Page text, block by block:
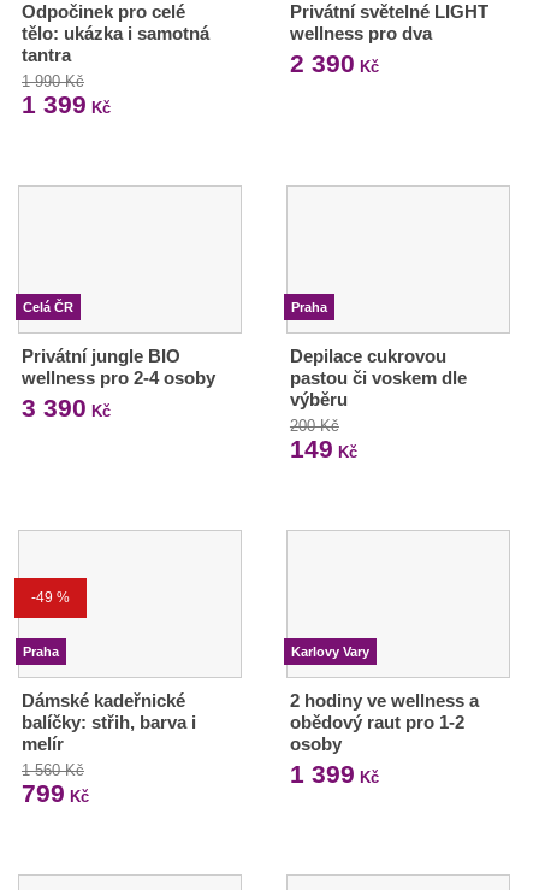
Odpočinek pro celé
tělo: ukázka i samotná
tantra
1 990 Kč
1 399 Kč
Privátní světelné LIGHT
wellness pro dva
2 390 Kč
Celá ČR
Privátní jungle BIO
wellness pro 2-4 osoby
3 390 Kč
Praha
Depilace cukrovou
pastou či voskem dle
výběru
200 Kč
149 Kč
-49 %
Praha
Dámské kadeřnické
balíčky: střih, barva i
melír
1 560 Kč
799 Kč
Karlovy Vary
2 hodiny ve wellness a
obědový raut pro 1-2
osoby
1 399 Kč